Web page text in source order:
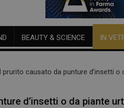
BEAUTY & SCIENCE IN
prurito causato da punture d’insetti o
d’insetti o da piante